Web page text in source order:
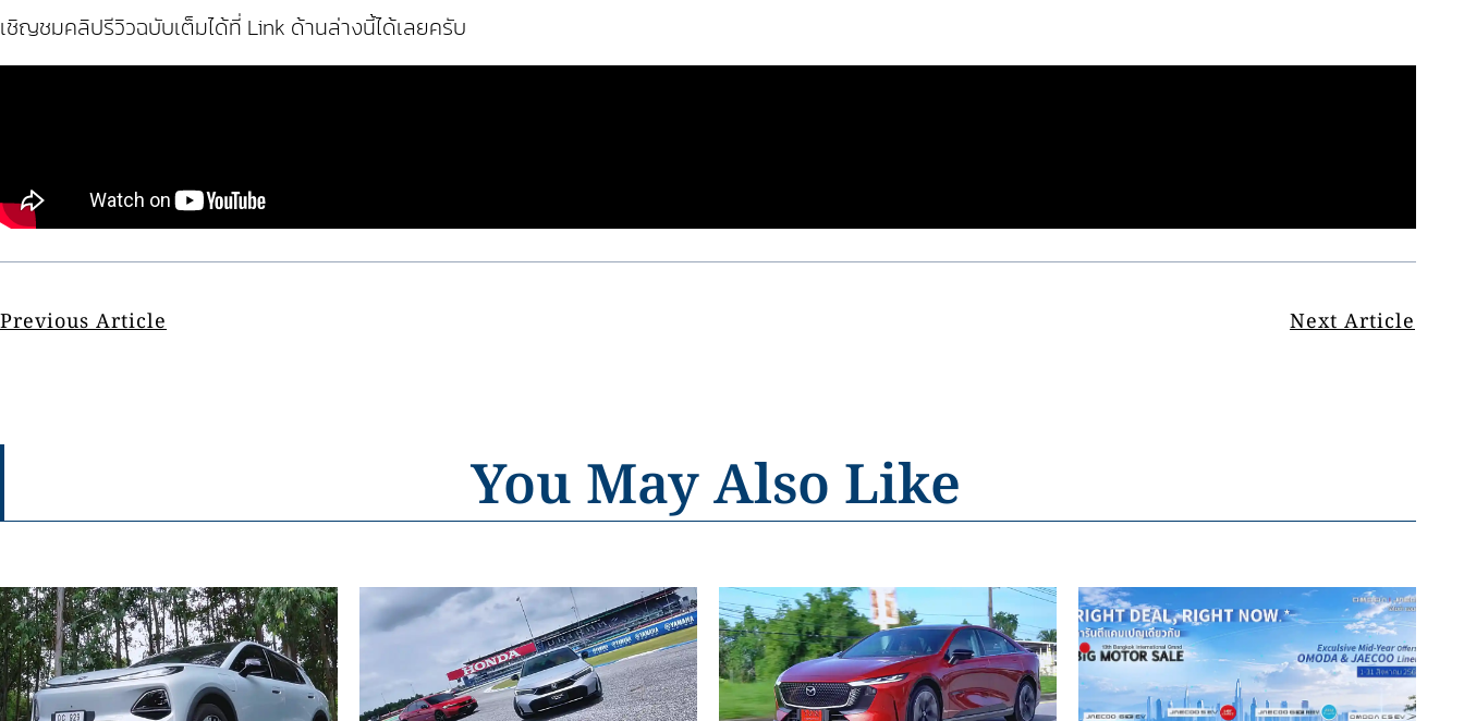
เชิญชมคลิปรีวิวฉบับเต็มได้ที่ Link ด้านล่างนี้ได้เลยครับ
Previous Article Next Article
You May Also Like